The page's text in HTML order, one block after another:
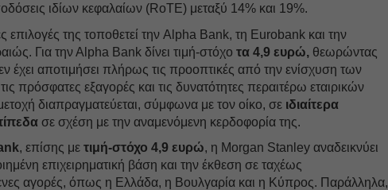
ιδίων κεφαλαίων (RoTE) μεταξύ 14% και 19%.
επιλογές της τοποθετεί την Alpha Βank, τη Eurobank και την
Για την Αlpha Bank δίνει τιμή-στόχοτα 4,9 ευρώ, θεωρώντας
έχει αποτιμήσει πλήρως τις προοπτικές από την ενίσχυση των
πρόσφατες εξαγορές και τις δυνατότητες περαιτέρω εταιρικών
διαπραγματεύεται, σύμφωνα με τον οίκο, σε ιδιαίτερα
σε σχέση με την αναμενόμενη κερδοφορία της.
, επίσης μετιμή-στόχο 4,9 ευρώ, η Morgan Stanley αναδεικνύει
επιχειρηματική βάση και την έκθεση σε ταχέως
αγορές, όπως η Ελλάδα, η Βουλγαρία και η Κύπρος. Παράλληλα,